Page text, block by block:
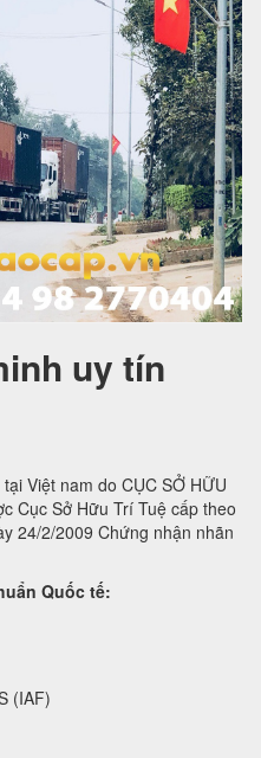
uy tín
Việt nam do CỤC SỞ HỮU
Cục Sở Hữu Trí Tuệ cấp theo
24/2/2009 Chứng nhận nhãn
Quốc tế:
(IAF)